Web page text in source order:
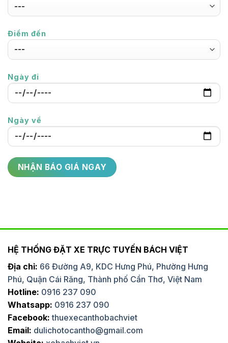
Điểm đến
Ngày đi
Ngày về
HỆ THỐNG ĐẶT XE TRỰC TUYẾN BÁCH VIỆT
Địa chỉ: 66 Đường A9, KDC Hưng Phú, Phường Hưng
Phú, Quận Cái Răng, Thành phố Cần Thơ, Việt Nam
Hotline: 0916 237 090
Whatsapp: 0916 237 090
Facebook: thuexecanthobachviet
Email: dulichotocantho@gmail.com